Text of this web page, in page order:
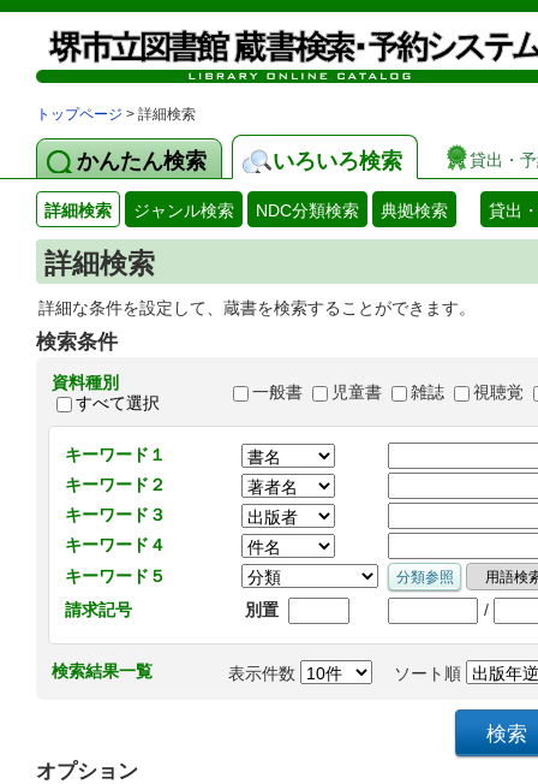
トップページ > 詳細検索
かんたん検索 いろいろ検索 貸出・
詳細検索 ジャンル検索 NDC分類検索 典拠検索 貸出
詳細検索
詳細な条件を設定して、蔵書を検索することができます。
検索条件
資料種別
すべて選択
一般書 児童書 雑誌 視聴覚
キーワード１
キーワード２
キーワード３
キーワード４
キーワード５
請求記号
別置 /
検索結果一覧 表示件数 ソート順
オプション